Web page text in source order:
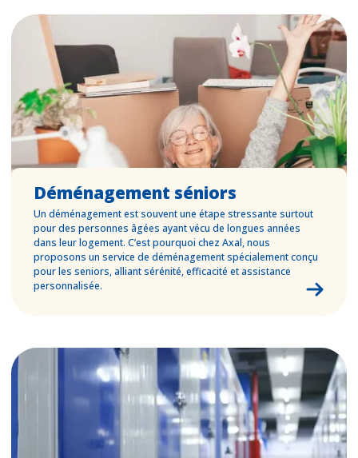
Déménagement séniors
Un déménagement est souvent une étape stressante surtout
pour des personnes âgées ayant vécu de longues années
dans leur logement. C’est pourquoi chez Axal, nous
proposons un service de déménagement spécialement conçu
pour les seniors, alliant sérénité, efficacité et assistance
personnalisée.